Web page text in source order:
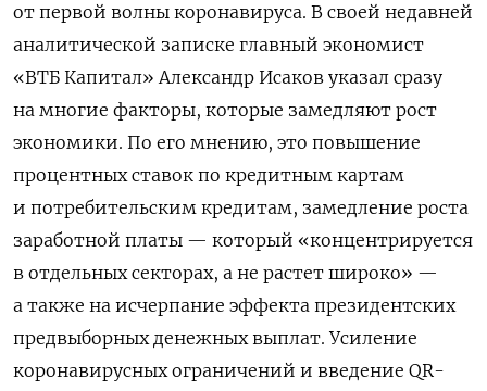
от первой волны коронавируса. В своей недавней
аналитической записке главный экономист
«ВТБ Капитал» Александр Исаков указал сразу
на многие факторы, которые замедляют рост
экономики. По его мнению, это повышение
процентных ставок по кредитным картам
и потребительским кредитам, замедление роста
заработной платы — который «концентрируется
в отдельных секторах, а не растет широко» —
а также на исчерпание эффекта президентских
предвыборных денежных выплат. Усиление
коронавирусных ограничений и введение QR-